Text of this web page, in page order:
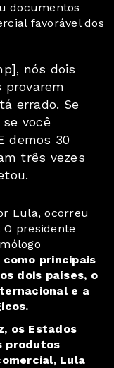
documentos
favorável dos
nós dois
provarem
errado. Se
você
demos 30
três vezes
Lula, ocorreu
O presidente
principais
dois países, o
e a
os Estados
produtos
Lula